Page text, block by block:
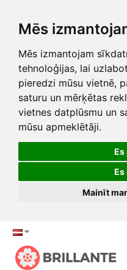
Mēs
Mēs izmantojam
tehnoloģijas, lai
pieredzi mūsu vietnē,
saturu un mērķētas
vietnes datplūsmu un
mūsu apmeklētāji.
Es
Mainīt